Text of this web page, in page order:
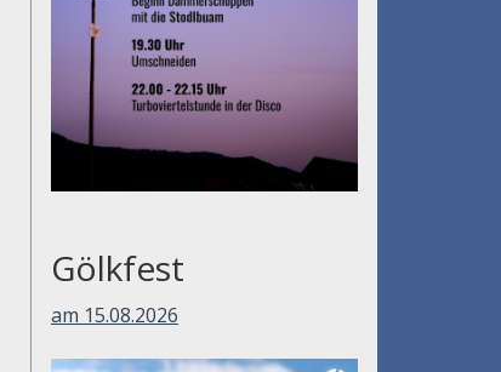
Gölkfest
am 15.08.2026